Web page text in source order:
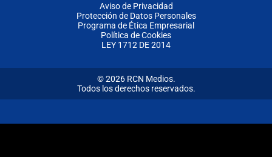
Aviso de Privacidad
Protección de Datos Personales
Programa de Ética Empresarial
Política de Cookies
LEY 1712 DE 2014
© 2026 RCN Medios.
Todos los derechos reservados.